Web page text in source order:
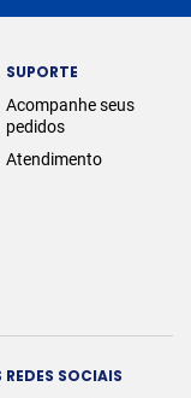
REDES SOCIAIS
SUPORTE
Acompanhe seus
pedidos
Atendimento